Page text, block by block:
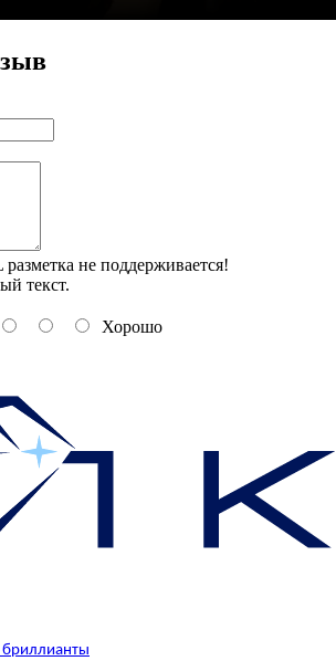
не поддерживается!
текст.
Хорошо
бриллианты